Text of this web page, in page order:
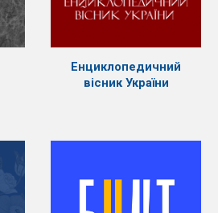
Енциклопедичний
вісник України